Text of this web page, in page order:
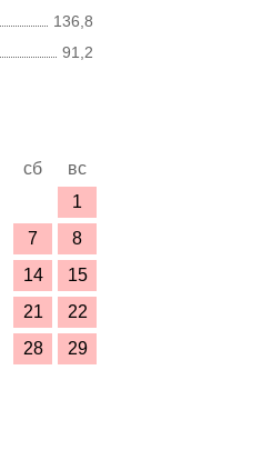
136,8
91,2
сб
вс
1
7
8
14
15
21
22
28
29